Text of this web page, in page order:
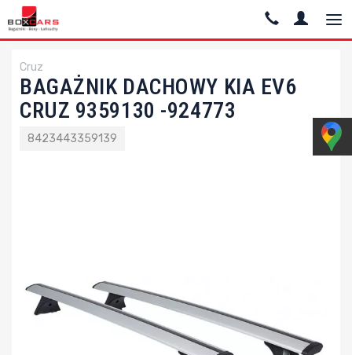
Cruz
BAGAŻNIK DACHOWY KIA EV6
CRUZ 9359130 -924773
8423443359139